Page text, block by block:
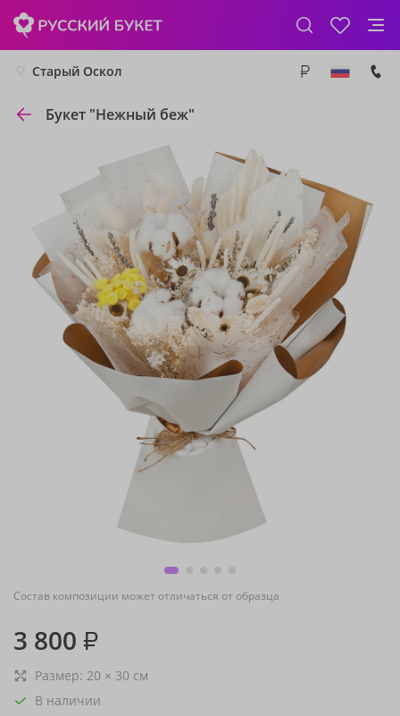
Старый Оскол
Букет "Нежный беж"
Состав композиции может отличаться от образца
3 800 ₽
Размер: 20 × 30 см
В наличии